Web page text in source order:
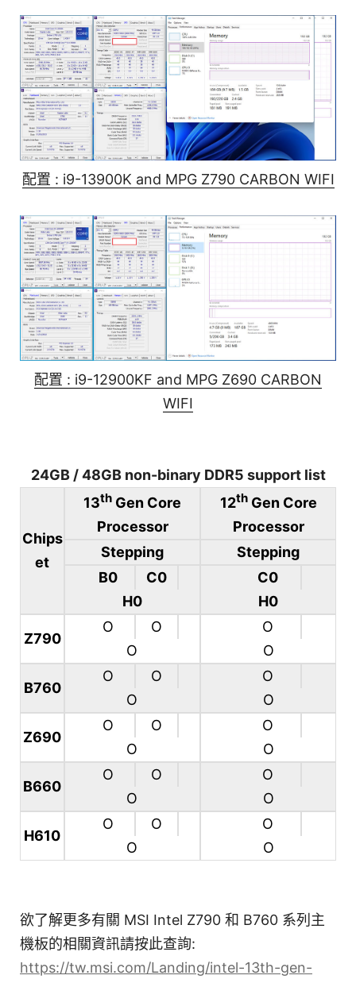
配置 : i9-13900K and MPG Z790 CARBON WIFI
配置 : i9-12900KF and MPG Z690 CARBON
WIFI
24GB / 48GB non-binary DDR5 support list
Chips
et
13th Gen Core
Processor
Stepping
B0
C0
H0
12thGen Core
Processor
Stepping
C0
H0
Z790
O
O
O
O
O
B760
O
O
O
O
O
Z690
O
O
O
O
O
B660
O
O
O
O
O
H610
O
O
O
O
O
欲了解更多有關 MSI Intel Z790 和 B760 系列主
機板的相關資訊請按此查詢:
https://tw.msi.com/Landing/intel-13th-gen-